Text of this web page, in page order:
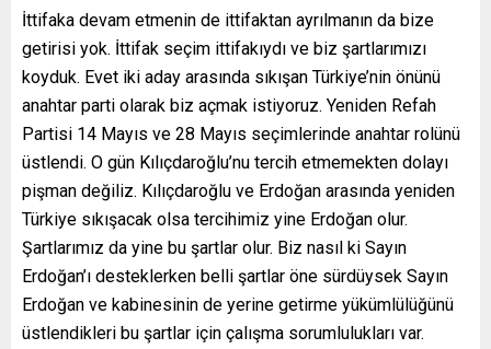
İttifaka devam etmenin de ittifaktan ayrılmanın da bize
getirisi yok. İttifak seçim ittifakıydı ve biz şartlarımızı
koyduk. Evet iki aday arasında sıkışan Türkiye’nin önünü
anahtar parti olarak biz açmak istiyoruz. Yeniden Refah
Partisi 14 Mayıs ve 28 Mayıs seçimlerinde anahtar rolünü
üstlendi. O gün Kılıçdaroğlu’nu tercih etmemekten dolayı
pişman değiliz. Kılıçdaroğlu ve Erdoğan arasında yeniden
Türkiye sıkışacak olsa tercihimiz yine Erdoğan olur.
Şartlarımız da yine bu şartlar olur. Biz nasıl ki Sayın
Erdoğan’ı desteklerken belli şartlar öne sürdüysek Sayın
Erdoğan ve kabinesinin de yerine getirme yükümlülüğünü
üstlendikleri bu şartlar için çalışma sorumlulukları var.